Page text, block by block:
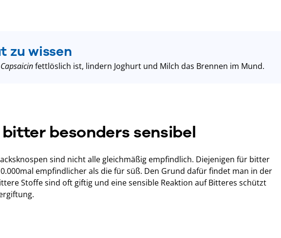
zu wissen
Capsaicinfettlöslich ist, lindern Joghurt und Milch das Brennen im Mund.
bitter besonders sensibel
sind nicht alle gleichmäßig empfindlich. Diejenigen für bitter
empfindlicher als die für süß. Den Grund dafür findet man in der
Stoffe sind oft giftig und eine sensible Reaktion auf Bitteres schützt